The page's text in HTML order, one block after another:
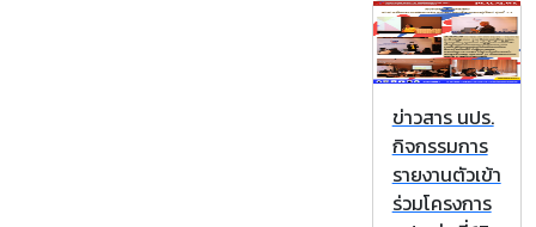
ข่าวสาร นปร.
กิจกรรมการ
รายงานตัวเข้า
ร่วมโครงการ